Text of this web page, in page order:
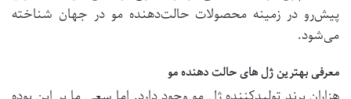
پیش‌رو در زمینه محصولات حالت‌دهنده مو در جهان شناخته
می‌شود.
معرفی بهترین ژل‌ های حالت دهنده مو